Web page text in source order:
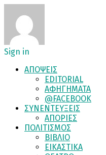
Sign in
ΑΠΟΨΕΙΣ
EDITORIAL
ΑΦΗΓΗΜΑΤΑ
@FACEBOOK
ΣΥΝΕΝΤΕΥΞΕΙΣ
ΑΠΟΡΙΕΣ
ΠΟΛΙΤΙΣΜΟΣ
ΒΙΒΛΙΟ
ΕΙΚΑΣΤΙΚΑ